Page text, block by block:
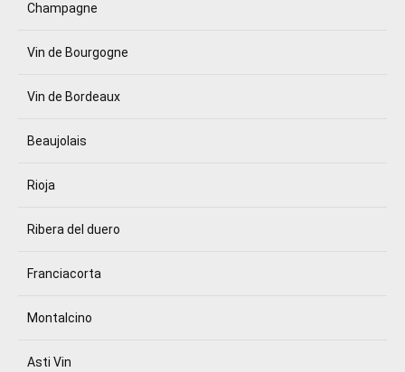
Champagne
Vin de Bourgogne
Vin de Bordeaux
Beaujolais
Rioja
Ribera del duero
Franciacorta
Montalcino
Asti Vin